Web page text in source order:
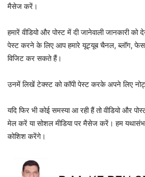
मैसेज करें।
हमारें वीडियो और पोस्ट में दी जानेवाली जानकारी
पेस्ट करने के लिए आप हमारे यूट्यूब चैनल, ब्लॉग,
विजिट कर सकते हैं।
उनमें लिखें टेक्स्ट को कॉपी पेस्ट करके अपने लिए
यदि फिर भी कोई समस्या आ रही हैं तो वीडियो और
मेल करें या सोशल मीडिया पर मैसेज करें। हम
कोशिश करेंगे।